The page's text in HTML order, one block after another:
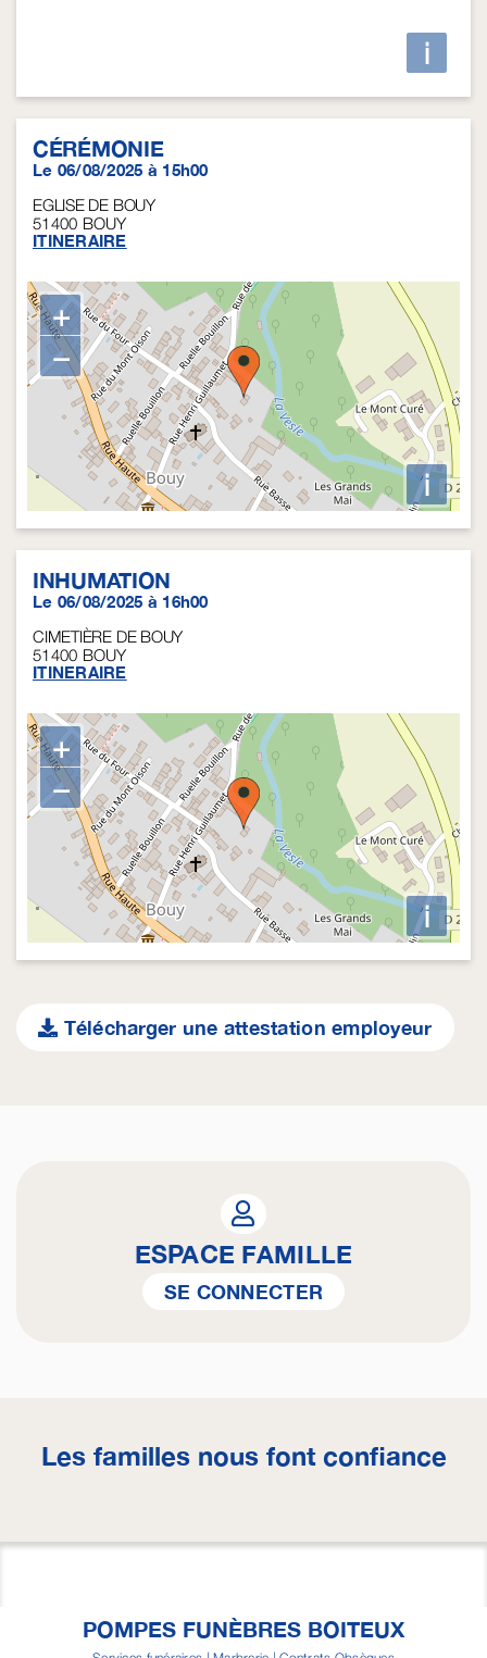
i
CÉRÉMONIE
Le 06/08/2025 à 15h00
EGLISE DE BOUY
51400 BOUY
ITINERAIRE
+
−
i
INHUMATION
Le 06/08/2025 à 16h00
CIMETIÈRE DE BOUY
51400 BOUY
ITINERAIRE
+
−
i
Télécharger une attestation employeur
ESPACE FAMILLE
SE CONNECTER
Les familles nous font confiance
POMPES FUNÈBRES BOITEUX